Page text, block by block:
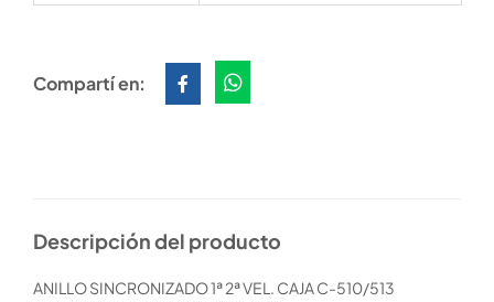
Compartí en:
Descripción del producto
ANILLO SINCRONIZADO 1ª 2ª VEL. CAJA C-510/513